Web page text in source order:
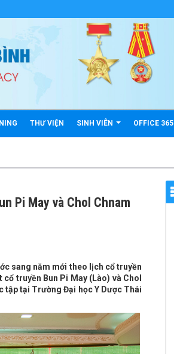
THƯ VIỆN SINH VIÊN OFFICE 365
Pi May và Chol Chnam
sang năm mới theo lịch cổ truyền
truyền Bun Pi May (Lào) và Chol
tập tại Trường Đại học Y Dược Thái